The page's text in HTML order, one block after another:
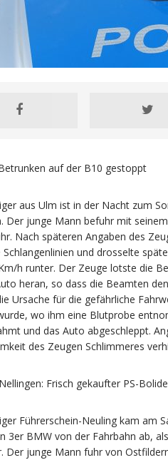
auf der B10 gestoppt
aus Ulm ist in der Nacht zum
Der junge Mann befuhr mit
Nach späteren Angaben des
und drosselte
h runter. Der Zeuge lotste die
heran, so dass die Beamten
Ursache für die gefährliche
wo ihm eine Blutprobe
und das Auto abgeschleppt.
des Zeugen Schlimmeres
Frisch gekaufter PS-
Führerschein-Neuling kam am
3er BMW von der Fahrbahn ab,
Der junge Mann fuhr von